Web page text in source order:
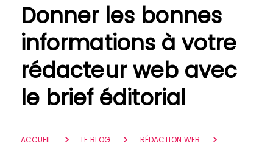
Donner les bonnes
informations à votre
rédacteur web avec
le brief éditorial
ACCUEIL LE BLOG RÉDACTION WEB